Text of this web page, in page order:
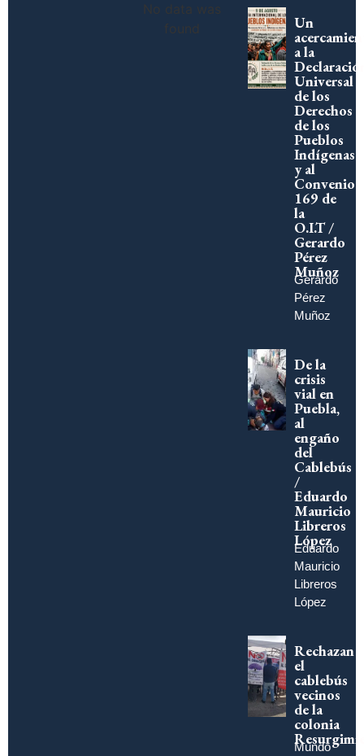
No data was
found
Un
a la
Universal
de los
Derechos
de los
Pueblos
Indígenas
y al
Convenio
169 de
la
O.I.T /
Gerardo
Pérez
Muñoz
Gerardo
Pérez
Muñoz
De la
crisis
vial en
Puebla,
al
engaño
del
Cablebús
/
Eduardo
Mauricio
Libreros
López
Eduardo
Mauricio
Libreros
López
Rechazan
el
cablebús
vecinos
de la
colonia
Mundo